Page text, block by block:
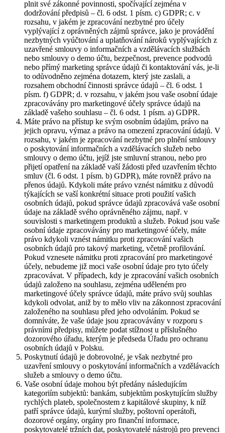
plnit své zákonné povinnosti, spočívající zejména v
dodržování předpisů – čl. 6 odst. 1 písm. c) GDPR; c. v
rozsahu, v jakém je zpracování nezbytné pro účely
vyplývající z oprávněných zájmů správce, jako je provádění
nezbytných vyúčtování a uplatňování nároků vyplývajících z
uzavřené smlouvy o informačních a vzdělávacích službách
nebo smlouvy o demo účtu, bezpečnost, prevence podvodů
nebo přímý marketing správce údajů či kontaktování vás, je-li
to odůvodněno zejména dotazem, který jste zaslali, a
rozsahem obchodní činnosti správce údajů – čl. 6 odst. 1
písm. f) GDPR; d. v rozsahu, v jakém jsou vaše osobní údaje
zpracovávány pro marketingové účely správce údajů na
základě vašeho souhlasu – čl. 6 odst. 1 písm. a) GDPR.
Máte právo na přístup ke svým osobním údajům, právo na
jejich opravu, výmaz a právo na omezení zpracování údajů. V
rozsahu, v jakém je zpracování nezbytné pro plnění smlouvy
o poskytování informačních a vzdělávacích služeb nebo
smlouvy o demo účtu, jejíž jste smluvní stranou, nebo pro
přijetí opatření na základě vaší žádosti před uzavřením těchto
smluv (čl. 6 odst. 1 písm. b) GDPR), máte rovněž právo na
přenos údajů. Kdykoli máte právo vznést námitku z důvodů
týkajících se vaší konkrétní situace proti použití vašich
osobních údajů, pokud správce údajů zpracovává vaše osobní
údaje na základě svého oprávněného zájmu, např. v
souvislosti s marketingem produktů a služeb. Pokud jsou vaše
osobní údaje zpracovávány pro marketingové účely, máte
právo kdykoli vznést námitku proti zpracování vašich
osobních údajů pro takový marketing, včetně profilování.
Pokud vznesete námitku proti zpracování pro marketingové
účely, nebudeme již moci vaše osobní údaje pro tyto účely
zpracovávat. V případech, kdy je zpracování vašich osobních
údajů založeno na souhlasu, zejména uděleném pro
marketingové účely správce údajů, máte právo svůj souhlas
kdykoli odvolat, aniž by to mělo vliv na zákonnost zpracování
založeného na souhlasu před jeho odvoláním. Pokud se
domníváte, že vaše údaje jsou zpracovávány v rozporu s
právními předpisy, můžete podat stížnost u příslušného
dozorového úřadu, kterým je předseda Úřadu pro ochranu
osobních údajů v Polsku.
Poskytnutí údajů je dobrovolné, je však nezbytné pro
uzavření smlouvy o poskytování informačních a vzdělávacích
služeb a smlouvy o demo účtu.
Vaše osobní údaje mohou být předány následujícím
kategoriím subjektů: bankám, subjektům poskytujícím služby
rychlých plateb, společnostem z kapitálové skupiny, k níž
patří správce údajů, kurýrní služby, poštovní operátoři,
dozorové orgány, orgány pro finanční informace,
poskytovatelé tržních dat, poskytovatelé nástrojů pro prevenci